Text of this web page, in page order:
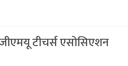
टीचर्स एसोसिएशन